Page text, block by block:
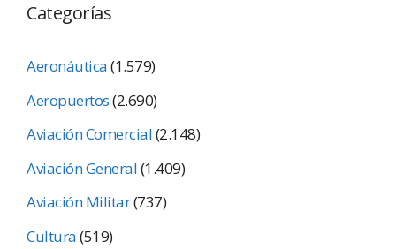
Categorías
Aeronáutica(1.579)
Aeropuertos(2.690)
Aviación Comercial(2.148)
Aviación General(1.409)
Aviación Militar(737)
Cultura(519)